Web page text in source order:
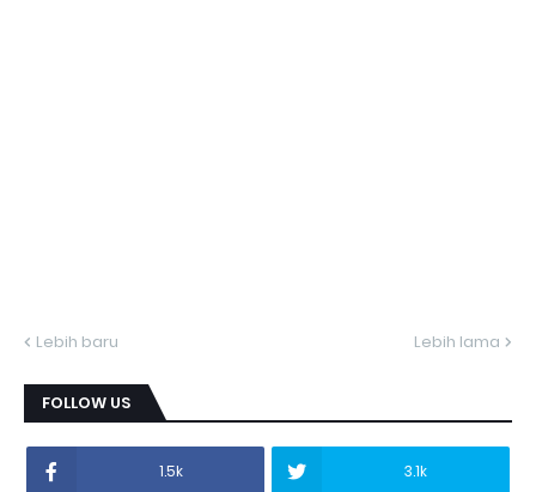
Lebih baru Lebih lama
FOLLOW US
1.5k 3.1k